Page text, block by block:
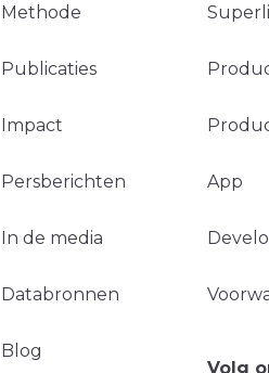
Methode
Publicaties
Impact
Persberichten
In de media
Databronnen
Blog
App
Volg